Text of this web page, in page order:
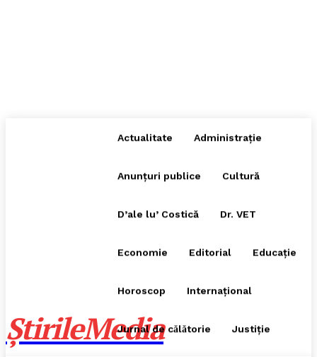
ȘtirileMedia
Actualitate Administrație
Anunțuri publice Cultură
D’ale lu’ Costică Dr. VET
Economie Editorial Educație
Horoscop Internațional
Jurnal de cǎlǎtorie Justiție